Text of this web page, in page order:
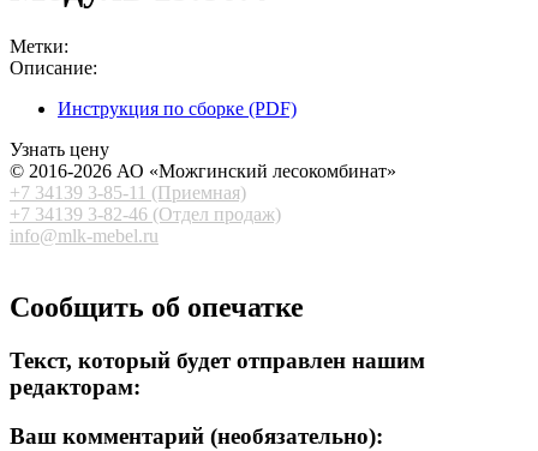
Метки:
Описание:
Инструкция по сборке (PDF)
Узнать цену
© 2016-2026 АО «Можгинский лесокомбинат»
+7 34139 3-85-11 (Приемная)
+7 34139 3-82-46 (Отдел продаж)
info@mlk-mebel.ru
Сообщить об опечатке
Текст, который будет отправлен нашим
редакторам:
Ваш комментарий (необязательно):